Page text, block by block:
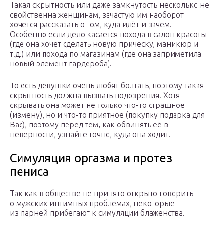
Такая скрытность или даже замкнутость несколько не
свойственна женщинам, зачастую им наоборот
хочется рассказать о том, куда идёт и зачем.
Особенно если дело касается похода в салон красоты
(где она хочет сделать новую прическу, маникюр и
т.д.) или похода по магазинам (где она заприметила
новый элемент гардероба).
То есть девушки очень любят болтать, поэтому такая
скрытность должна вызвать подозрения. Хотя
скрывать она может не только что-то страшное
(измену), но и что-то приятное (покупку подарка для
Вас), поэтому перед тем, как обвинять её в
неверности, узнайте точно, куда она ходит.
Симуляция оргазма и протез
пениса
Так как в обществе не принято открыто говорить
о мужских интимных проблемах, некоторые
из парней прибегают к симуляции блаженства.